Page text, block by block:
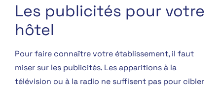
Les publicités pour votre
hôtel
Pour faire connaître votre établissement, il faut
miser sur les publicités. Les apparitions à la
télévision ou à la radio ne suffisent pas pour cibler